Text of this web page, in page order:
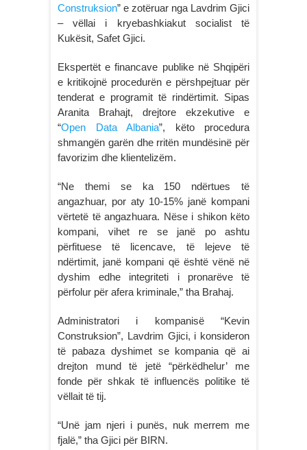
Construksion” e zotëruar nga Lavdrim Gjici
– vëllai i kryebashkiakut socialist të
Kukësit, Safet Gjici.
Ekspertët e financave publike në Shqipëri
e kritikojnë procedurën e përshpejtuar për
tenderat e programit të rindërtimit. Sipas
Aranita Brahajt, drejtore ekzekutive e
“Open Data Albania”, këto procedura
shmangën garën dhe rritën mundësinë për
favorizim dhe klientelizëm.
“Ne themi se ka 150 ndërtues të
angazhuar, por aty 10-15% janë kompani
vërtetë të angazhuara. Nëse i shikon këto
kompani, vihet re se janë po ashtu
përfituese të licencave, të lejeve të
ndërtimit, janë kompani që është vënë në
dyshim edhe integriteti i pronarëve të
përfolur për afera kriminale,” tha Brahaj.
Administratori i kompanisë “Kevin
Construksion”, Lavdrim Gjici, i konsideron
të pabaza dyshimet se kompania që ai
drejton mund të jetë “përkëdhelur’ me
fonde për shkak të influencës politike të
vëllait të tij.
“Unë jam njeri i punës, nuk merrem me
fjalë,” tha Gjici për BIRN.